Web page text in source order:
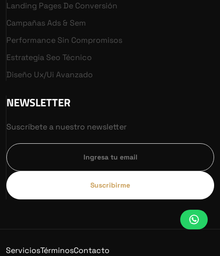
Landing Pages De Conversión
Campañas Ads & Sem
Performance Sin Compromisos
Estrategia Seo Técnico
Diseño Ux/ui Avanzado
NEWSLETTER
Suscríbete a nuestro newsletter
Suscribirme
ServiciosTérminosContacto